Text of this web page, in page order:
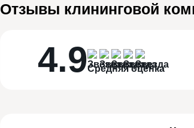
Отзывы клининговой
4.9Средняя оценка